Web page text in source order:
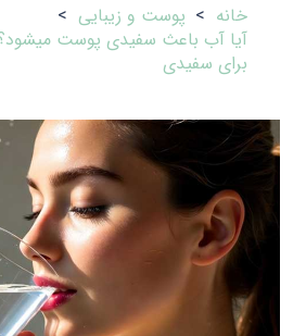
خانه > پوست و زیبایی >
برای سفیدی